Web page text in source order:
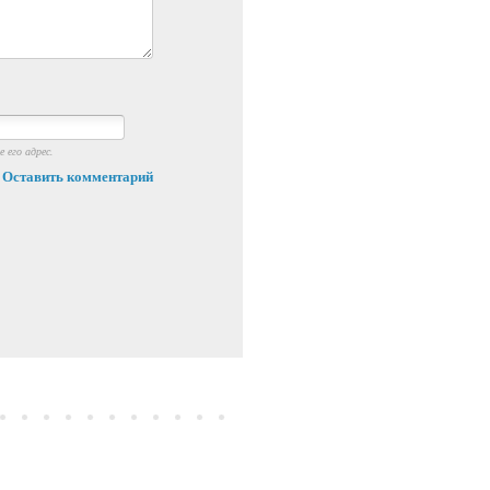
адрес.
Оставить комментарий